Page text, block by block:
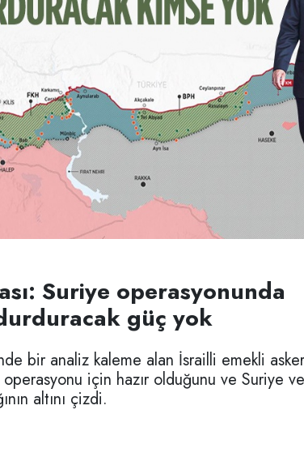
Suriye operasyonunda
güç yok
bir analiz kaleme alan İsrailli emekli
için hazır olduğunu ve Suriye
altını çizdi.